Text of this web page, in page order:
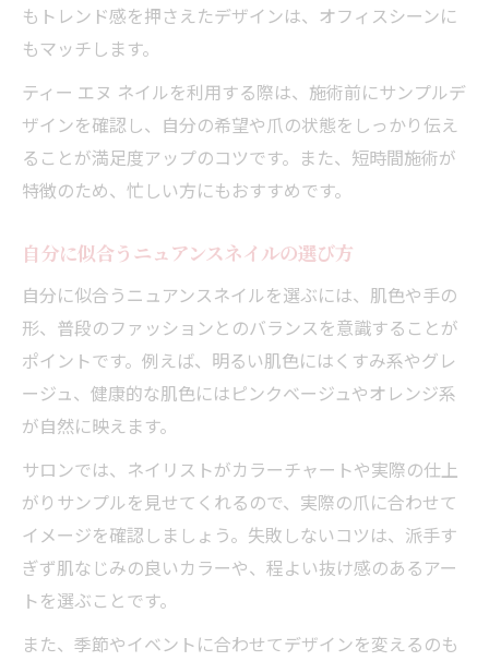
もトレンド感を押さえたデザインは、オフィスシーンに
もマッチします。
ティー エヌ ネイルを利用する際は、施術前にサンプルデ
ザインを確認し、自分の希望や爪の状態をしっかり伝え
ることが満足度アップのコツです。また、短時間施術が
特徴のため、忙しい方にもおすすめです。
自分に似合うニュアンスネイルの選び方
自分に似合うニュアンスネイルを選ぶには、肌色や手の
形、普段のファッションとのバランスを意識することが
ポイントです。例えば、明るい肌色にはくすみ系やグレ
ージュ、健康的な肌色にはピンクベージュやオレンジ系
が自然に映えます。
サロンでは、ネイリストがカラーチャートや実際の仕上
がりサンプルを見せてくれるので、実際の爪に合わせて
イメージを確認しましょう。失敗しないコツは、派手す
ぎず肌なじみの良いカラーや、程よい抜け感のあるアー
トを選ぶことです。
また、季節やイベントに合わせてデザインを変えるのも